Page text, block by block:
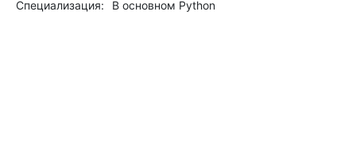
Специализация:
В основном Python